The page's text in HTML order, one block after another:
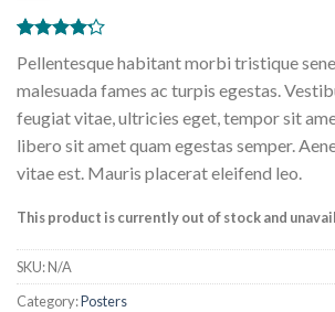
4.17out
of 5
customer
ratings
Pellentesque habitant morbi tristique
malesuada fames ac turpis egestas.
feugiat vitae, ultricies eget, tempor sit
libero sit amet quam egestas semper.
vitae est. Mauris placerat eleifend leo.
This product is currently out of stock and
SKU:N/A
Category:Posters